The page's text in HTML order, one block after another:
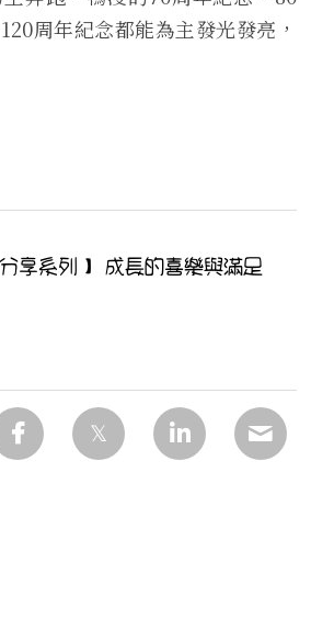
周年紀念都能為主發光發亮，
享系列】 成長的喜樂與滿足